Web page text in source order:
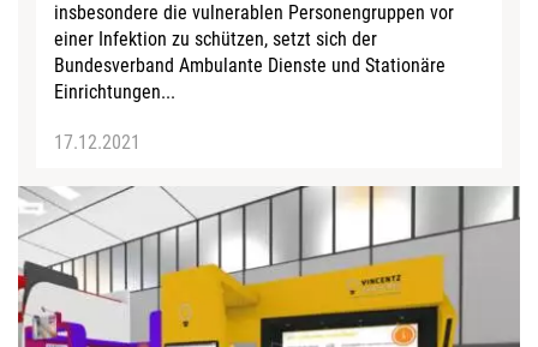
insbesondere die vulnerablen Personengruppen vor
einer Infektion zu schützen, setzt sich der
Bundesverband Ambulante Dienste und Stationäre
Einrichtungen...
17.12.2021